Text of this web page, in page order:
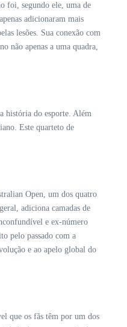
foi, segundo ele, uma de
adicionaram mais
lesões. Sua conexão com
não apenas a uma quadra,
história do esporte. Além
Este quarteto de
Open, um dos quatro
adiciona camadas de
e ex-número
pelo passado com a
e ao apelo global do
que os fãs têm por um dos